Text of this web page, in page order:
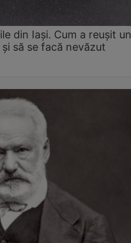
din Iași. Cum a reușit un
să se facă nevăzut